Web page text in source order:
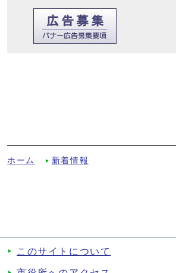
ホーム 新着情報
このサイトについて